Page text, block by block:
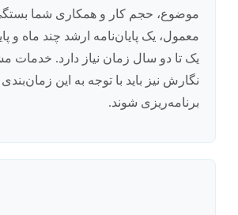
موضوع، حجم کار و همکاری شما
معمول، یک پایان‌نامه ارشد چند ماه و
یک تا دو سال زمان نیاز دارد. خدمات
نگارش نیز باید با توجه به این زمان‌بندی
برنامه‌ریزی شوند.